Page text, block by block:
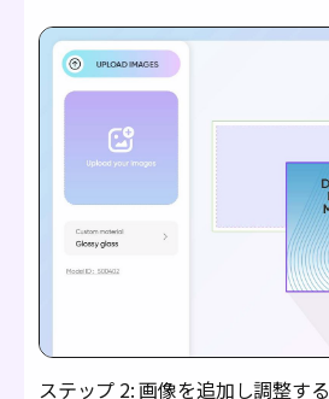
ステップ 2: 画像を追加し調整する